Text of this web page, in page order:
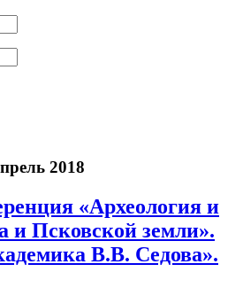
2018
«Археология и
и Псковской земли».
В.В. Седова».